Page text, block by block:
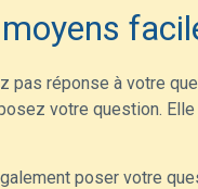
pas réponse à votre
votre question. Elle
poser votre